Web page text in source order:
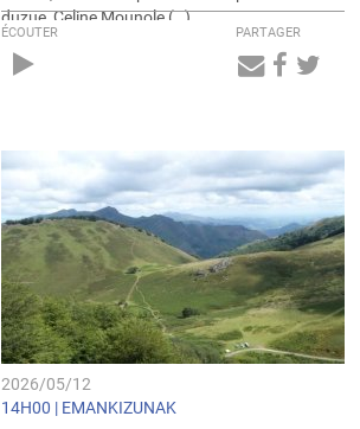
duzue, Celine Mounole (…)
ÉCOUTER PARTAGER
2026/05/12
14H00 | EMANKIZUNAK